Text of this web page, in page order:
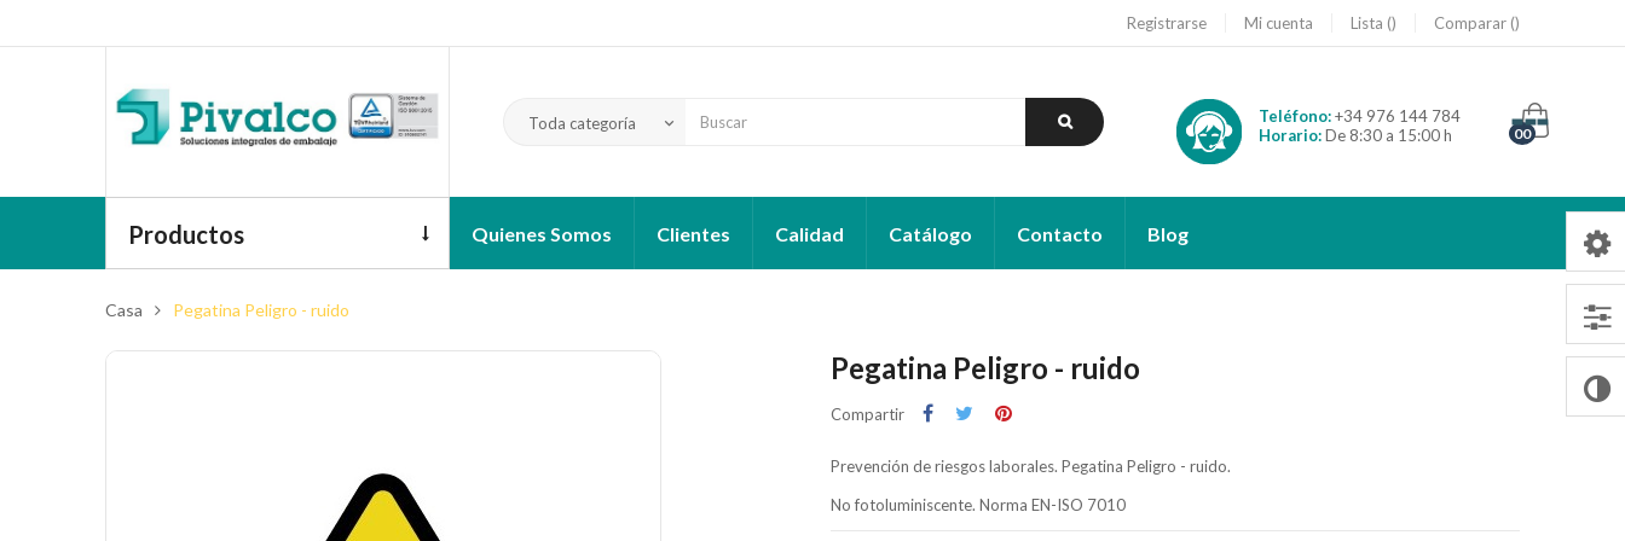
Registrarse Mi cuenta Lista Comparar
Toda categoría keyboard_arrow_down Teléfono:+34 976 144 784
Horario:De 8:30 a 15:00 h 00
Productos Quienes Somos Clientes Calidad Catálogo Contacto Blog
Casa Pegatina Peligro - ruido
Pegatina Peligro - ruido
Compartir
Prevención de riesgos laborales. Pegatina Peligro - ruido.
No fotoluminiscente. Norma EN-ISO 7010